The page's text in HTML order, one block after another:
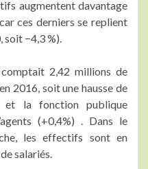
augmentent davantage
ces derniers se replient
soit −4,3 %).
2,42 millions de
2016, soit une hausse de
la fonction publique
(+0,4%) . Dans le
les effectifs sont en
salariés.